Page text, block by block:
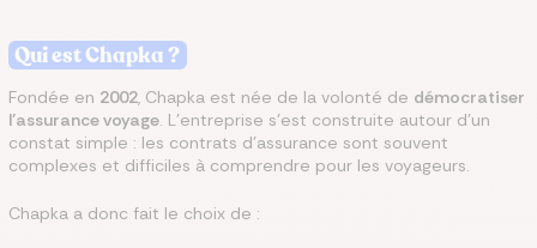
Qui est Chapka ?
Fondée en 2002, Chapka est née de la volonté de démocratiser
l’assurance voyage. L’entreprise s’est construite autour d’un
constat simple : les contrats d’assurance sont souvent
complexes et difficiles à comprendre pour les voyageurs.
Chapka a donc fait le choix de :